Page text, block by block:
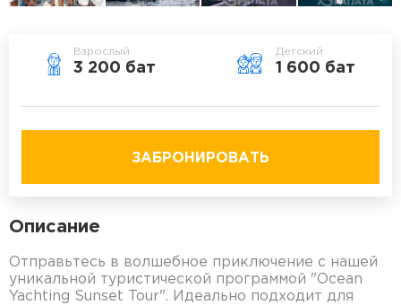
Взрослый
3 200 бат
Детский
1 600 бат
ЗАБРОНИРОВАТЬ
Описание
Отправьтесь в волшебное приключение с нашей
уникальной туристической программой "Ocean
Yachting Sunset Tour". Идеально подходит для